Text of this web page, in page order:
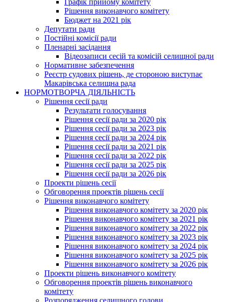
Графік прийому комітету
Рішення виконавчого комітету
Бюджет на 2021 рік
Депутати ради
Постійні комісії ради
Пленарні засідання
Відеозаписи сесій та комісій селищної ради
Нормативне забезпечення
Реєстр судових рішень, де стороною виступає
Макарівська селищна рада
НОРМОТВОРЧА ДІЯЛЬНІСТЬ
Рішення сесії ради
Результати голосування
Рішення сесії ради за 2020 рік
Рішення сесії ради за 2023 рік
Рішення сесії ради за 2024 рік
Рішення сесії ради за 2021 рік
Рішення сесії ради за 2022 рік
Рішення сесії ради за 2025 рік
Рішення сесії ради за 2026 рік
Проекти рішень сесії
Обговорення проектів рішень сесії
Рішення виконавчого комітету
Рішення виконавчого комітету за 2020 рік
Рішення виконавчого комітету за 2021 рік
Рішення виконавчого комітету за 2022 рік
Рішення виконавчого комітету за 2023 рік
Рішення виконавчого комітету за 2024 рік
Рішення виконавчого комітету за 2025 рік
Рішення виконавчого комітету за 2026 рік
Проекти рішень виконавчого комітету
Обговорення проектів рішень виконавчого
комітету
Розпорядження селищного голови